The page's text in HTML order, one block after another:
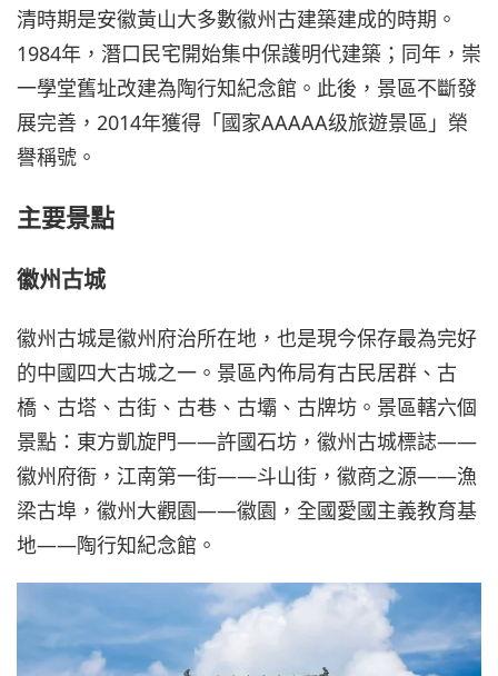
清時期是安徽黃山大多數徽州古建築建成的時期。
1984年，潛口民宅開始集中保護明代建築；同年，崇
一學堂舊址改建為陶行知紀念館。此後，景區不斷發
展完善，2014年獲得「國家AAAAA级旅遊景區」榮
譽稱號。
主要景點
徽州古城
徽州古城是徽州府治所在地，也是現今保存最為完好
的中國四大古城之一。景區內佈局有古民居群、古
橋、古塔、古街、古巷、古壩、古牌坊。景區轄六個
景點：東方凱旋門——許國石坊，徽州古城標誌——
徽州府衙，江南第一街——斗山街，徽商之源——漁
梁古埠，徽州大觀園——徽園，全國愛國主義教育基
地——陶行知紀念館。